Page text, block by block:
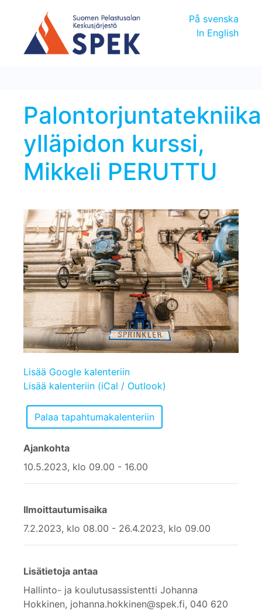
På svenska
In English
ylläpidon kurssi,
Mikkeli PERUTTU
Lisää Google kalenteriin
Lisää kalenteriin (iCal / Outlook)
Ajankohta
10.5.2023, klo 09.00 - 16.00
Ilmoittautumisaika
7.2.2023, klo 08.00 - 26.4.2023, klo 09.00
Lisätietoja antaa
Hallinto- ja koulutusassistentti Johanna
Hokkinen, johanna.hokkinen@spek.fi, 040 620